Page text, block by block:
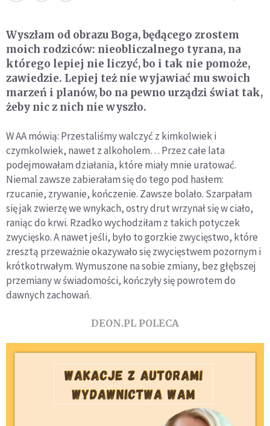
Wyszłam od obrazu Boga, będącego zrostem
moich rodziców: nieobliczalnego tyrana, na
którego lepiej nie liczyć, bo i tak nie pomoże,
zawiedzie. Lepiej też nie wyjawiać mu swoich
marzeń i planów, bo na pewno urządzi świat tak,
żeby nic z nich nie wyszło.
W AA mówią: Przestaliśmy walczyć z kimkolwiek i
czymkolwiek, nawet z alkoholem… Przez całe lata
podejmowałam działania, które miały mnie uratować.
Niemal zawsze zabierałam się do tego pod hasłem:
rzucanie, zrywanie, kończenie. Zawsze bolało. Szarpałam
się jak zwierzę we wnykach, ostry drut wrzynał się w ciało,
raniąc do krwi. Rzadko wychodziłam z takich potyczek
zwycięsko. A nawet jeśli, było to gorzkie zwycięstwo, które
zresztą przeważnie okazywało się zwycięstwem pozornym i
krótkotrwałym. Wymuszone na sobie zmiany, bez głębszej
przemiany w świadomości, kończyły się powrotem do
dawnych zachowań.
DEON.PL POLECA